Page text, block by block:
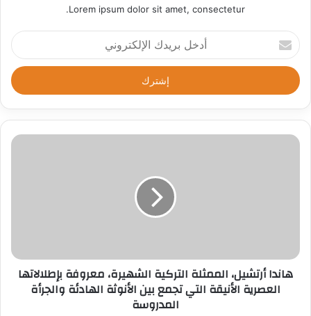
Lorem ipsum dolor sit amet, consectetur.
أ
د
خ
ل
ر
د
ر
هاندا أرتشيل، الممثلة التركية الشهيرة، معروفة بإطلالاتها
العصرية الأنيقة التي تجمع بين الأنوثة الهادئة والجرأة
المدروسة